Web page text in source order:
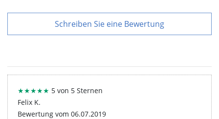
Schreiben Sie eine Bewertung
★★★★★ 5 von 5 Sternen
Felix K.
Bewertung vom 06.07.2019